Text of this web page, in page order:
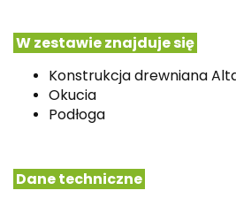
W zestawie znajduje się
Konstrukcja drewniana
Okucia
Podłoga
Dane techniczne